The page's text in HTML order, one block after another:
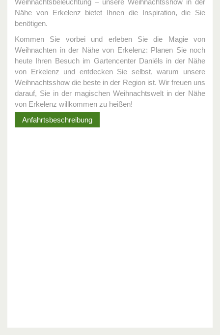
Weihnachtsbeleuchtung – unsere Weihnachtsshow in der
Nähe von Erkelenz bietet Ihnen die Inspiration, die Sie
benötigen.
Kommen Sie vorbei und erleben Sie die Magie von
Weihnachten in der Nähe von Erkelenz: Planen Sie noch
heute Ihren Besuch im Gartencenter Daniëls in der Nähe
von Erkelenz und entdecken Sie selbst, warum unsere
Weihnachtsshow die beste in der Region ist. Wir freuen uns
darauf, Sie in der magischen Weihnachtswelt in der Nähe
von Erkelenz willkommen zu heißen!
Anfahrtsbeschreibung